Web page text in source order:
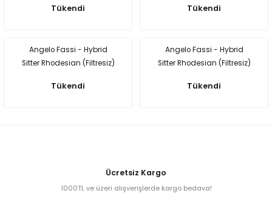
Tükendi Tükendi
Angelo Fassi - Hybrid
Sitter Rhodesian (Filtresiz)
Tükendi
Angelo Fassi - Hybrid
Sitter Rhodesian (Filtresiz)
Tükendi
Ücretsiz Kargo
1000TL ve üzeri alışverişlerde kargo bedava!